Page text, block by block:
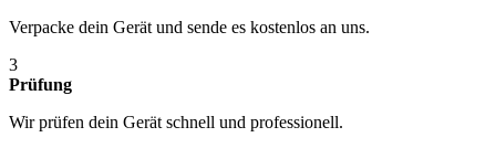
Verpacke dein Gerät und sende es kostenlos an uns.
3
Prüfung
Wir prüfen dein Gerät schnell und professionell.